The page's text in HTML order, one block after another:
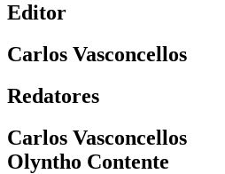
Editor
Carlos Vasconcellos
Redatores
Carlos Vasconcellos
Olyntho Contente